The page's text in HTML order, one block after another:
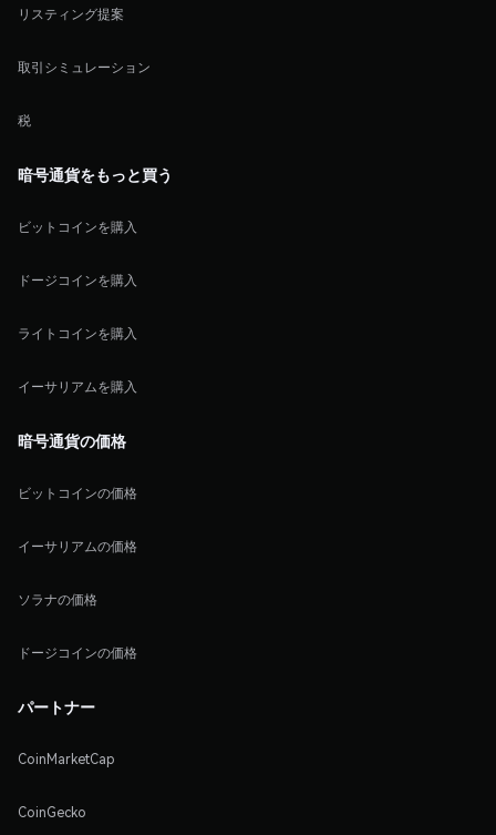
リスティング提案
取引シミュレーション
税
暗号通貨をもっと買う
ビットコインを購入
ドージコインを購入
ライトコインを購入
イーサリアムを購入
暗号通貨の価格
ビットコインの価格
イーサリアムの価格
ソラナの価格
ドージコインの価格
パートナー
CoinMarketCap
CoinGecko